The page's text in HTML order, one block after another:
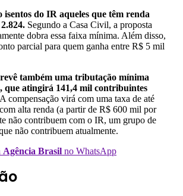
isentos do IR aqueles que têm renda
Segundo a Casa Civil, a proposta
dobra essa faixa mínima. Além disso,
parcial para quem ganha entre R$ 5 mil
também uma tributação mínima
que atingirá 141,4 mil contribuintes
A compensação virá com uma taxa de até
alta renda (a partir de R$ 600 mil por
não contribuem com o IR, um grupo de
não contribuem atualmente.
Agência Brasil no WhatsApp